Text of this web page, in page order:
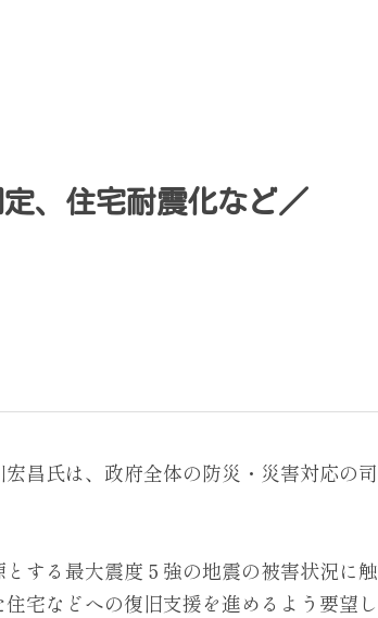
、住宅耐震化など／
昌氏は、政府全体の防災・災害対応の司
する最大震度５強の地震の被害状況に触
宅などへの復旧支援を進めるよう要望し